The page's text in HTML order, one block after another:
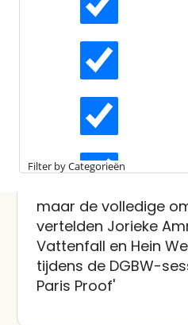
Longreads
Partnernieuws
Filter by Categorieën
Gepubliceerd:
DGBW: Zuid-
Amsterdam
maken
om Amsterdam
maar de volledige
vertelden Jorieke
Vattenfall en Hein
tijdens de DGBW-
Paris Proof'